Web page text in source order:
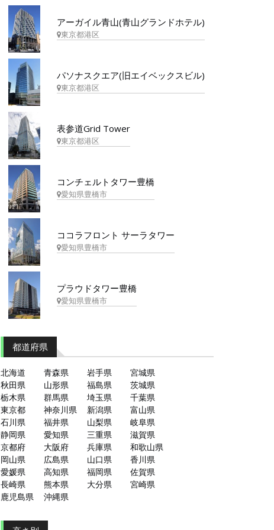
アーガイル青山(青山グランドホテル)
東京都港区
パソナスクエア(旧エイベックスビル)
東京都港区
表参道Grid Tower
東京都港区
コンチェルトタワー豊橋
愛知県豊橋市
ココラフロント サーラタワー
愛知県豊橋市
プラウドタワー豊橋
愛知県豊橋市
都道府県
北海道 青森県 岩手県
宮城県
秋田県
山形県 福島県
茨城県
栃木県
群馬県 埼玉県
千葉県
東京都
神奈川県 新潟県
富山県
石川県
福井県 山梨県
岐阜県
静岡県
愛知県 三重県
滋賀県
京都府
大阪府 兵庫県
和歌山県
岡山県
広島県 山口県
香川県
愛媛県
高知県 福岡県
佐賀県
長崎県
熊本県 大分県
宮崎県
鹿児島県
沖縄県